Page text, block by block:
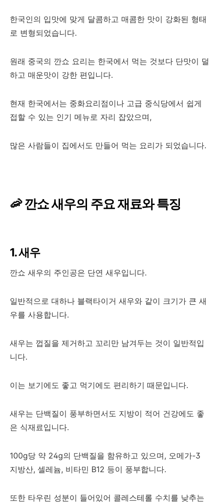
한국인의 입맛에 맞게 달콤하고 매콤한 맛이 강화된 형태
로 변형되었습니다.
원래 중국의 깐쇼 요리는 한국에서 먹는 것보다 단맛이 덜
하고 매운맛이 강한 편입니다.
현재 한국에서는 중화요리점이나 고급 중식당에서 쉽게
접할 수 있는 인기 메뉴로 자리 잡았으며,
많은 사람들이 집에서도 만들어 먹는 요리가 되었습니다.
🦐 깐쇼 새우의 주요 재료와 특징
1. 새우
깐쇼 새우의 주인공은 단연 새우입니다.
일반적으로 대하나 블랙타이거 새우와 같이 크기가 큰 새
우를 사용합니다.
새우는 껍질을 제거하고 꼬리만 남겨두는 것이 일반적입
니다.
이는 보기에도 좋고 먹기에도 편리하기 때문입니다.
새우는 단백질이 풍부하면서도 지방이 적어 건강에도 좋
은 식재료입니다.
100g당 약 24g의 단백질을 함유하고 있으며, 오메가-3
지방산, 셀레늄, 비타민 B12 등이 풍부합니다.
또한 타우린 성분이 들어있어 콜레스테롤 수치를 낮추는